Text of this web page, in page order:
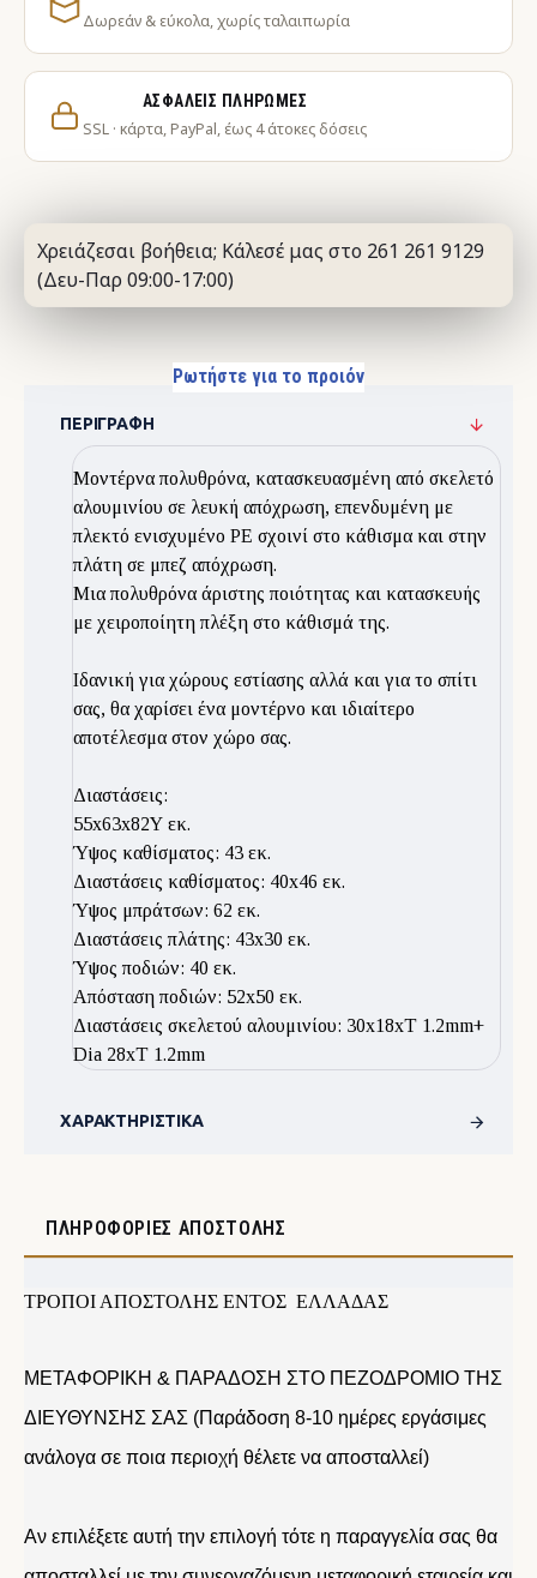
Δωρεάν & εύκολα, χωρίς ταλαιπωρία
ΑΣΦΑΛΕΊΣ ΠΛΗΡΩΜΈΣ
SSL · κάρτα, PayPal, έως 4 άτοκες δόσεις
Χρειάζεσαι βοήθεια; Κάλεσέ μας στο 261 261 9129
(Δευ-Παρ 09:00-17:00)
Ρωτήστε για το προιόν
ΠΕΡΙΓΡΑΦΉ
Μοντέρνα πολυθρόνα, κατασκευασμένη από σκελετό
αλουμινίου σε λευκή απόχρωση, επενδυμένη με
πλεκτό ενισχυμένο PE σχοινί στο κάθισμα και στην
πλάτη σε μπεζ απόχρωση.
Μια πολυθρόνα άριστης ποιότητας και κατασκευής
με χειροποίητη πλέξη στο κάθισμά της.
Ιδανική για χώρους εστίασης αλλά και για το σπίτι
σας, θα χαρίσει ένα μοντέρνο και ιδιαίτερο
αποτέλεσμα στον χώρο σας.
Διαστάσεις:
55x63x82Υ εκ.
Ύψος καθίσματος: 43 εκ.
Διαστάσεις καθίσματος: 40x46 εκ.
Ύψος μπράτσων: 62 εκ.
Διαστάσεις πλάτης: 43x30 εκ.
Ύψος ποδιών: 40 εκ.
Απόσταση ποδιών: 52x50 εκ.
Διαστάσεις σκελετού αλουμινίου: 30x18xT 1.2mm+
Dia 28xT 1.2mm
ΧΑΡΑΚΤΗΡΙΣΤΙΚΆ
ΠΛΗΡΟΦΟΡΊΕΣ ΑΠΟΣΤΟΛΉΣ
ΤΡΟΠΟΙ ΑΠΟΣΤΟΛΗΣ ΕΝΤΟΣ ΕΛΛΑΔΑΣ
ΜΕΤΑΦΟΡΙΚΗ & ΠΑΡΑΔΟΣΗ ΣΤΟ ΠΕΖΟΔΡΟΜΙΟ ΤΗΣ
ΔΙΕΥΘΥΝΣΗΣ ΣΑΣ (Παράδοση 8-10 ημέρες εργάσιμες
ανάλογα σε ποια περιοχή θέλετε να αποσταλλεί)
Αν επιλέξετε αυτή την επιλογή τότε η παραγγελία σας θα